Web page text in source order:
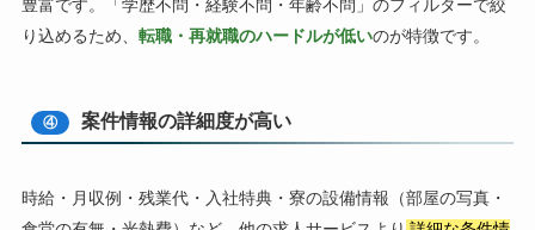
豊富です。「学歴不問・経験不問・年齢不問」のフィルターで絞
り込めるため、 転職・再就職のハードルが低いのが特徴です。
④ 案件情報の詳細度が高い
時給・月収例・残業代・入社特典・寮の設備情報（部屋の写真・